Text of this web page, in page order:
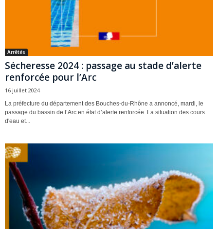
Arrêtés
Sécheresse 2024 : passage au stade d’alerte
renforcée pour l’Arc
16 juillet 2024
La préfecture du département des Bouches-du-Rhône a annoncé, mardi, le
passage du bassin de l’Arc en état d’alerte renforcée. La situation des cours
d'eau et...